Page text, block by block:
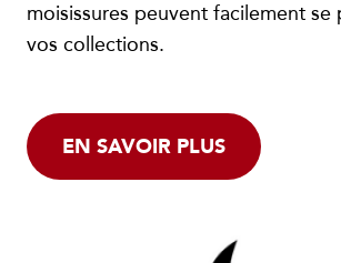
moisissures peuvent facilement se
vos collections.
EN SAVOIR PLUS